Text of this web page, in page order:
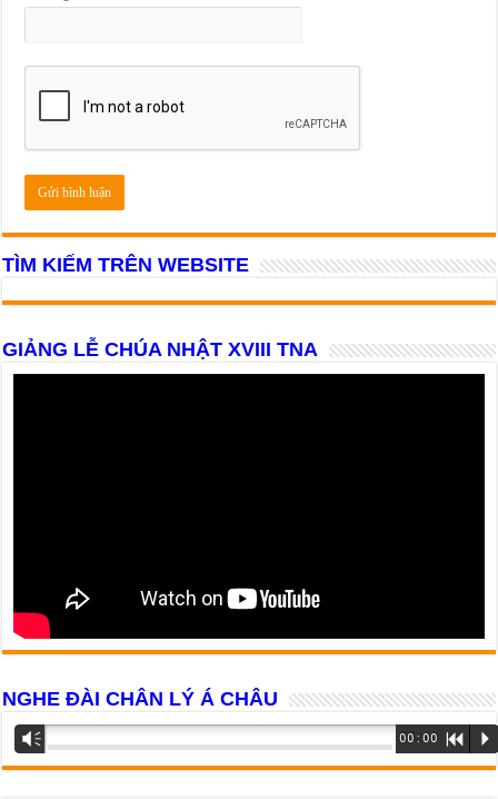
TÌM KIẾM TRÊN WEBSITE
GIẢNG LỄ CHÚA NHẬT XVIII TNA
NGHE ĐÀI CHÂN LÝ Á CHÂU
Trình
phát
âm
Vm 00:00 R P